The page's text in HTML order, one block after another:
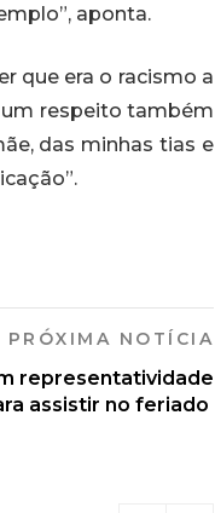
aponta.
que era o racismo a
um respeito também
das minhas tias e
PRÓXIMA NOTÍCIA
representatividade
assistir no feriado